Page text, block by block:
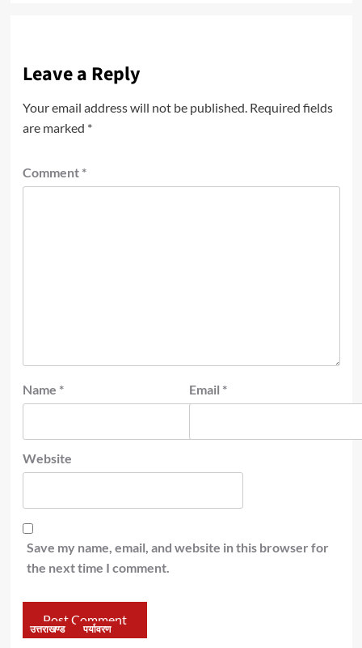
Leave a Reply
Your email address will not be published. Required fields
are marked *
Comment *
Name * Email *
Website
Save my name, email, and website in this browser for
the next time I comment.
उत्तराखण्ड पर्यावरण